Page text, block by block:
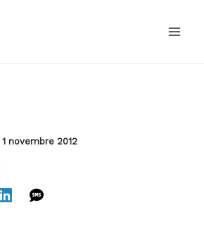
1 novembre 2012